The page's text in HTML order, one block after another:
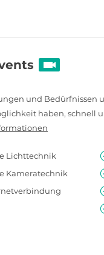
und Bedürfnissen
haben, schnell
Lichttechnik
Kameratechnik